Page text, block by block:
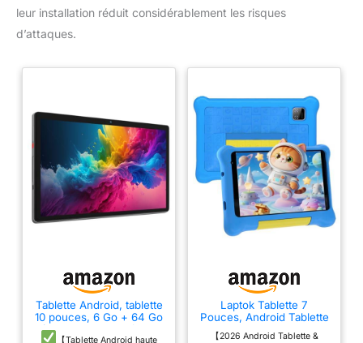
leur installation réduit considérablement les risques
d’attaques.
Tablette Android, tablette
10 pouces, 6 Go + 64 Go
(extensible jusqu'à 128
【Tablette Android haute
Laptok Tablette 7
Pouces, Android Tablette
5Go+32Go+128Go,
【2026 Android Tablette &